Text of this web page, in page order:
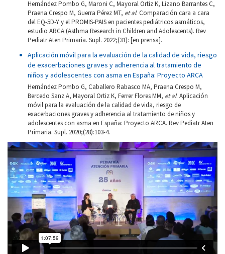
Hernández Pombo G, Maroni C, Mayoral Ortiz K, Lizano Barrantes C,
Praena Crespo M, Guerra Pérez MT, et al. Comparación cara a cara
del EQ-5D-Y y el PROMIS-PAIS en pacientes pediátricos asmáticos,
estudio ARCA (Asthma Research in Children and Adolescents). Rev
Pediatr Aten Primaria. Supl. 2022;(31): [en prensa].
Aplicación móvil para la evaluación de la calidad de vida, riesgo
de exacerbaciones graves y adherencia al tratamiento de
niños y adolescentes con asma en España: Proyecto ARCA
Hernández Pombo G, Caballero Rabasco MA, Praena Crespo M,
Bercedo Sanz A, Mayoral Ortiz K, Ferrer Flores MM, et al. Aplicación
móvil para la evaluación de la calidad de vida, riesgo de
exacerbaciones graves y adherencia al tratamiento de niños y
adolescentes con asma en España: Proyecto ARCA. Rev Pediatr Aten
Primaria. Supl. 2020;(28):103-4.